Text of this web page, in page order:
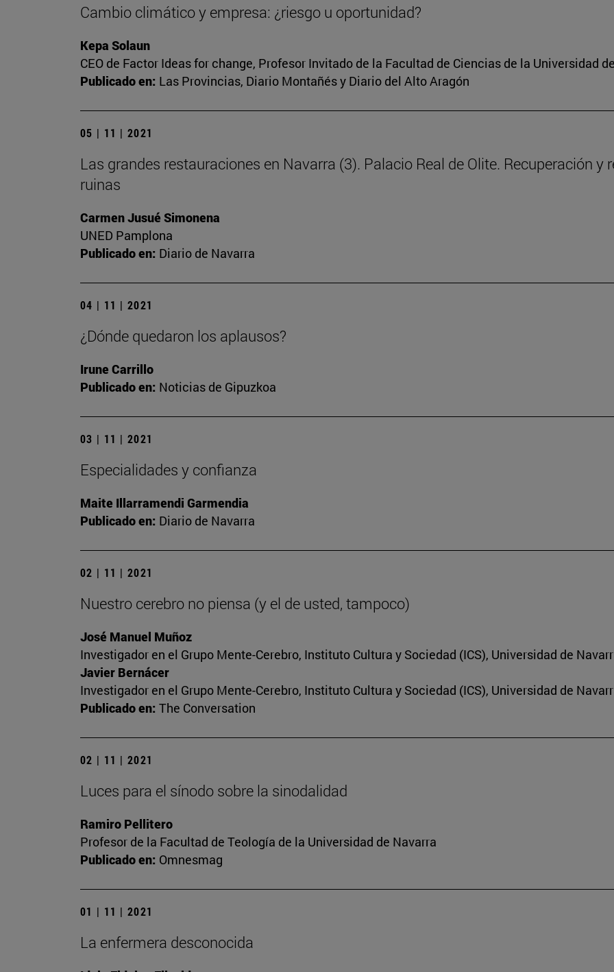
Cambio climático y empresa: ¿riesgo u oportunidad?
Kepa Solaun
CEO de Factor Ideas for change, Profesor Invitado de la Facultad de Ciencias de la Universidad
Publicado en: Las Provincias, Diario Montañés y Diario del Alto Aragón
05 | 11 | 2021
Las grandes restauraciones en Navarra (3). Palacio Real de Olite. Recuperación
ruinas
Carmen Jusué Simonena
UNED Pamplona
Publicado en: Diario de Navarra
04 | 11 | 2021
¿Dónde quedaron los aplausos?
Irune Carrillo
Publicado en: Noticias de Gipuzkoa
03 | 11 | 2021
Especialidades y confianza
Maite Illarramendi Garmendia
Publicado en: Diario de Navarra
02 | 11 | 2021
Nuestro cerebro no piensa (y el de usted, tampoco)
José Manuel Muñoz
Investigador en el Grupo Mente-Cerebro, Instituto Cultura y Sociedad (ICS), Universidad de
Javier Bernácer
Investigador en el Grupo Mente-Cerebro, Instituto Cultura y Sociedad (ICS), Universidad de
Publicado en: The Conversation
02 | 11 | 2021
Luces para el sínodo sobre la sinodalidad
Ramiro Pellitero
Profesor de la Facultad de Teología de la Universidad de Navarra
Publicado en: Omnesmag
01 | 11 | 2021
La enfermera desconocida